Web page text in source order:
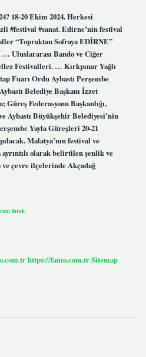
18-20 Ekim 2024. Herkesi
#festival #sanat. Edirne’nin festival
“Topraktan Sofraya EDİRNE”
Uluslararası Bando ve Ciğer
Festivalleri. … Kırkpınar Yağlı
Fuarı Ordu Aybastı Perşembe
Belediye Başkanı İzzet
Federasyonu Başkanlığı,
Aybastı Büyükşehir Belediyesi’nin
Yayla Güreşleri 20-21
Malatya’nın festival ve
olarak belirtilen şenlik ve
ve çevre ilçelerinde Akçadağ
Bırak
https://famo.com.trSitemap